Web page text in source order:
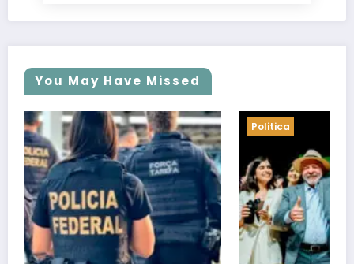
You May Have Missed
Politica